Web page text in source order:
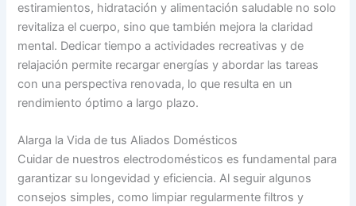
estiramientos, hidratación y alimentación saludable no solo
revitaliza el cuerpo, sino que también mejora la claridad
mental. Dedicar tiempo a actividades recreativas y de
relajación permite recargar energías y abordar las tareas
con una perspectiva renovada, lo que resulta en un
rendimiento óptimo a largo plazo.
Alarga la Vida de tus Aliados Domésticos
Cuidar de nuestros electrodomésticos es fundamental para
garantizar su longevidad y eficiencia. Al seguir algunos
consejos simples, como limpiar regularmente filtros y